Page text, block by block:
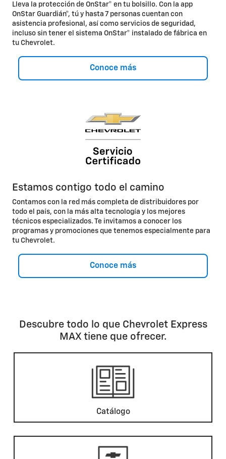
Lleva la protección de OnStar® en tu bolsillo. Con la app
OnStar Guardián®, tú y hasta 7 personas cuentan con
asistencia profesional, así como servicios de seguridad,
incluso sin tener el sistema OnStar® instalado de fábrica en
tu Chevrolet.
Conoce más
Estamos contigo todo el camino
Contamos con la red más completa de distribuidores por
todo el país, con la más alta tecnología y los mejores
técnicos especializados. Te invitamos a conocer los
programas y promociones que tenemos especialmente para
tu Chevrolet.
Conoce más
Descubre todo lo que Chevrolet Express
MAX tiene que ofrecer.
Catálogo